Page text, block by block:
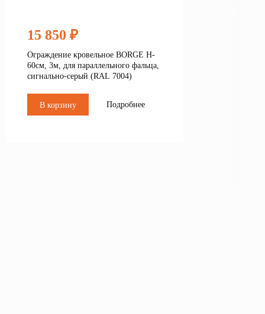
15 850 ₽
Ограждение кровельное BORGE H-
60см, 3м, для параллельного фальца,
сигнально-серый (RAL 7004)
В корзину Подробнее